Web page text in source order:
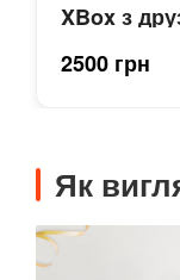
XBox з
2500 грн
Як